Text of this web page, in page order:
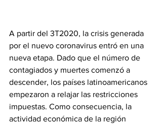
A partir del 3T2020, la crisis generada
por el nuevo coronavirus entró en una
nueva etapa. Dado que el número de
contagiados y muertes comenzó a
descender, los países latinoamericanos
empezaron a relajar las restricciones
impuestas. Como consecuencia, la
actividad económica de la región